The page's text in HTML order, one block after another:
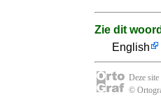
Zie dit
English
Deze
©